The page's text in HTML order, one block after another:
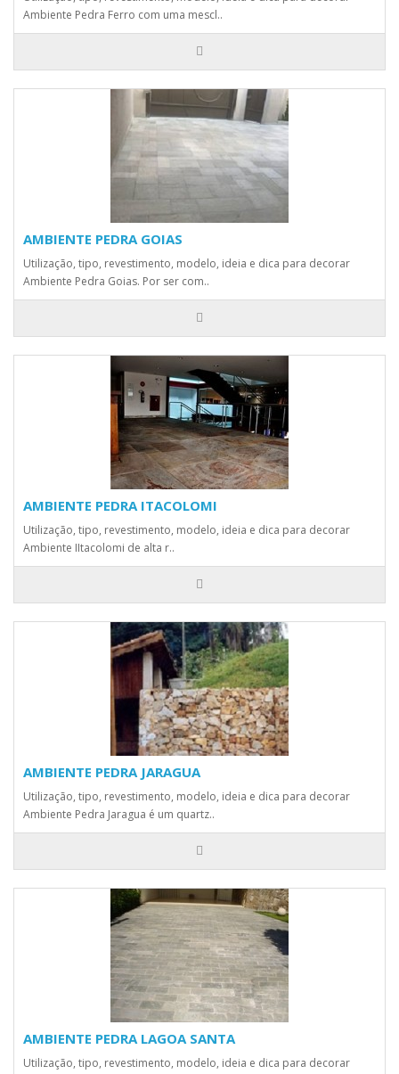
Ambiente Pedra Ferro com uma mescl..
AMBIENTE PEDRA GOIAS
Utilização, tipo, revestimento, modelo, ideia e dica para decorar
Ambiente Pedra Goias. Por ser com..
AMBIENTE PEDRA ITACOLOMI
Utilização, tipo, revestimento, modelo, ideia e dica para decorar
Ambiente IItacolomi de alta r..
AMBIENTE PEDRA JARAGUA
Utilização, tipo, revestimento, modelo, ideia e dica para decorar
Ambiente Pedra Jaragua é um quartz..
AMBIENTE PEDRA LAGOA SANTA
Utilização, tipo, revestimento, modelo, ideia e dica para decorar